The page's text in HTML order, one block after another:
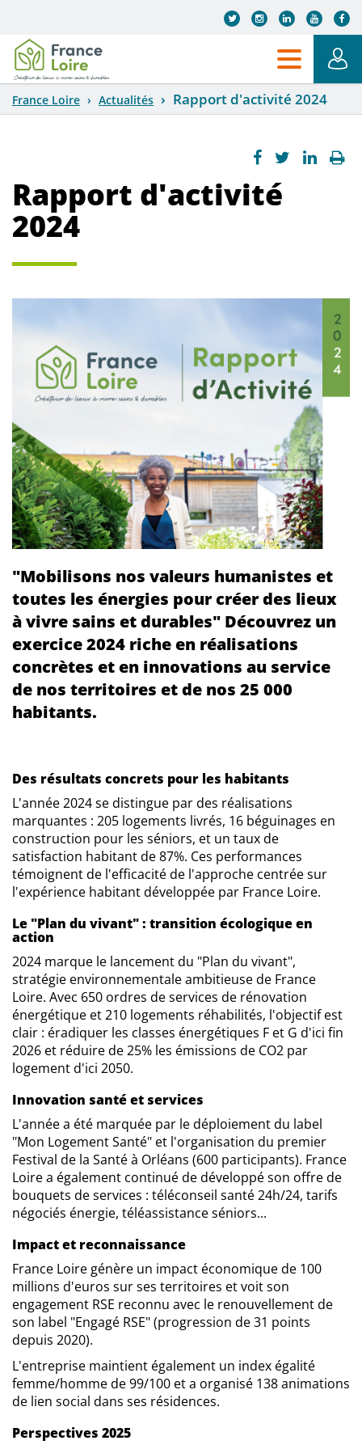
France Loire Actualités Rapport d'activité 2024
Rapport d'activité
2024
"Mobilisons nos valeurs humanistes et
toutes les énergies pour créer des lieux
à vivre sains et durables" Découvrez un
exercice 2024 riche en réalisations
concrètes et en innovations au service
de nos territoires et de nos 25 000
habitants.
Des résultats concrets pour les habitants
L'année 2024 se distingue par des réalisations
marquantes : 205 logements livrés, 16 béguinages en
construction pour les séniors, et un taux de
satisfaction habitant de 87%. Ces performances
témoignent de l'efficacité de l'approche centrée sur
l'expérience habitant développée par France Loire.
Le "Plan du vivant" : transition écologique en
action
2024 marque le lancement du "Plan du vivant",
stratégie environnementale ambitieuse de France
Loire. Avec 650 ordres de services de rénovation
énergétique et 210 logements réhabilités, l'objectif est
clair : éradiquer les classes énergétiques F et G d'ici fin
2026 et réduire de 25% les émissions de CO2 par
logement d'ici 2050.
Innovation santé et services
L'année a été marquée par le déploiement du label
"Mon Logement Santé" et l'organisation du premier
Festival de la Santé à Orléans (600 participants). France
Loire a également continué de développé son offre de
bouquets de services : téléconseil santé 24h/24, tarifs
négociés énergie, téléassistance séniors...
Impact et reconnaissance
France Loire génère un impact économique de 100
millions d'euros sur ses territoires et voit son
engagement RSE reconnu avec le renouvellement de
son label "Engagé RSE" (progression de 31 points
depuis 2020).
L'entreprise maintient également un index égalité
femme/homme de 99/100 et a organisé 138 animations
de lien social dans ses résidences.
Perspectives 2025